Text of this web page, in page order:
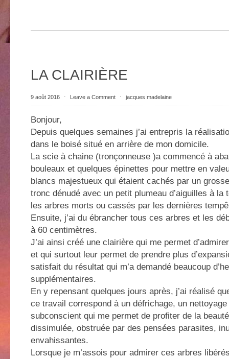
LA CLAIRIÈRE
9 août 2016 ⋅ Leave a Comment ⋅ jacques madelaine
Bonjour,
Depuis quelques semaines j’ai entrepris la
dans le boisé situé en arrière de mon domicile.
La scie à chaine (tronçonneuse )a commencé à
bouleaux et quelques épinettes pour mettre en
blancs majestueux qui étaient cachés par un
tronc dénudé avec un petit plumeau d’aiguilles à la
les arbres morts ou cassés par les dernières
Ensuite, j’ai du ébrancher tous ces arbres et les
à 60 centimètres.
J’ai ainsi créé une clairière qui me permet
et qui surtout leur permet de prendre plus
satisfait du résultat qui m’a demandé beaucoup
supplémentaires.
En y repensant quelques jours après, j’ai réalisé
ce travail correspond à un défrichage, un nettoyage
subconscient qui me permet de profiter de la
dissimulée, obstruée par des pensées parasites,
envahissantes.
Lorsque je m’assois pour admirer ces arbres